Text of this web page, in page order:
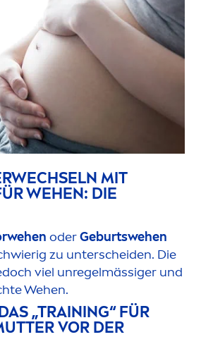
MIT
WEHEN: DIE
oderGeburtswehen
zu unterscheiden. Die
viel unregelmässiger und
Wehen.
„TRAINING“ FÜR
VOR DER